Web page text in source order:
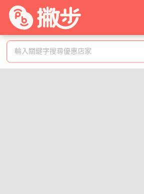
輸入關鍵字搜尋優惠店家